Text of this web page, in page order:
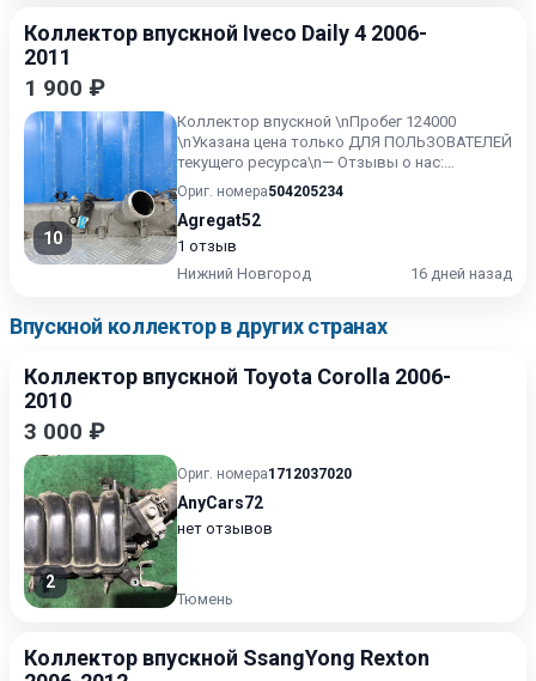
Коллектор впускной Iveco Daily 4 2006-
2011
1 900 ₽
10
Коллектор впускной \nПробег 124000
\nУказана цена только ДЛЯ ПОЛЬЗОВАТЕЛЕЙ
текущего ресурса\n— Отзывы о нас:
https://baza.drom.ru/user/Agreg...
Ориг. номера504205234
Agregat52
1 отзыв
Нижний Новгород
16 дней назад
Впускной коллектор в других странах
Коллектор впускной Toyota Corolla 2006-
2010
3 000 ₽
2
Ориг. номера1712037020
AnyCars72
нет отзывов
Тюмень
Коллектор впускной SsangYong Rexton